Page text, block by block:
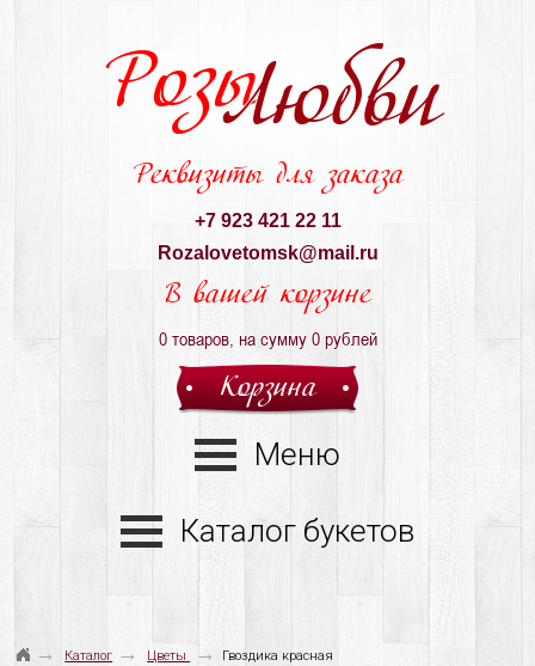
РозыЛюбви
Реквизиты для заказа
+7 923 421 22 11
Rozalovetomsk@mail.ru
В вашей корзине
0товаров, на сумму 0рублей
Корзина
Меню
Каталог букетов
→ Каталог → Цветы → Гвоздика красная